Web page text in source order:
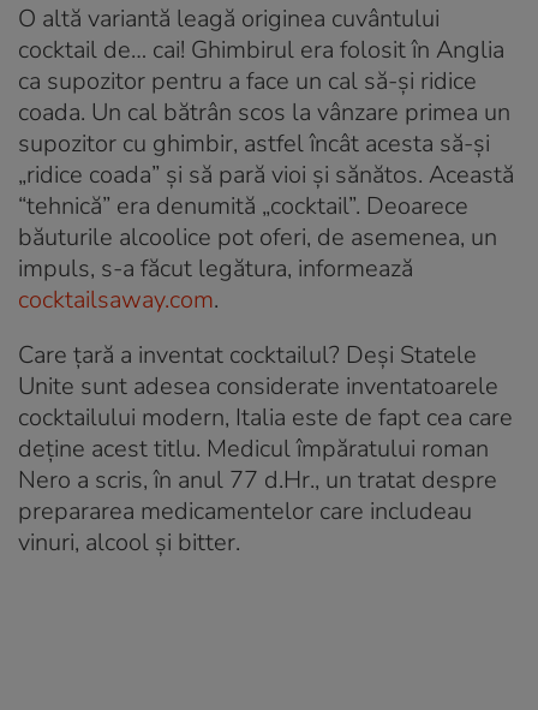
O altă variantă leagă originea cuvântului
cocktail de… cai! Ghimbirul era folosit în Anglia
ca supozitor pentru a face un cal să-și ridice
coada. Un cal bătrân scos la vânzare primea un
supozitor cu ghimbir, astfel încât acesta să-și
„ridice coada” și să pară vioi și sănătos. Această
“tehnică” era denumită „cocktail”. Deoarece
băuturile alcoolice pot oferi, de asemenea, un
impuls, s-a făcut legătura, informează
cocktailsaway.com.
Care țară a inventat cocktailul? Deși Statele
Unite sunt adesea considerate inventatoarele
cocktailului modern, Italia este de fapt cea care
deține acest titlu. Medicul împăratului roman
Nero a scris, în anul 77 d.Hr., un tratat despre
prepararea medicamentelor care includeau
vinuri, alcool și bitter.